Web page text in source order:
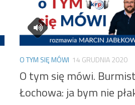
O TYM SIĘ MÓWI 14 GRUDNIA 2020
O tym się mówi.
Łochowa: ja bym nie